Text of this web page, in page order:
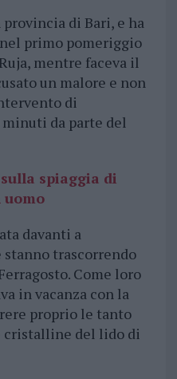
provincia di Bari, e ha
nel primo pomeriggio
mentre faceva il
un malore e non
di
da parte del
spiaggia di
uomo
davanti a
trascorrendo
Come loro
in vacanza con la
proprio le tanto
cristalline del lido di